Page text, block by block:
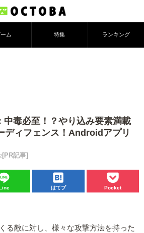
ム 特集 ランキング
毒必至！？やり込み要素満載
ディフェンス！Androidアプリ
[PR記事]
はてブ Pocket
る敵に対し、様々な攻撃方法を持った